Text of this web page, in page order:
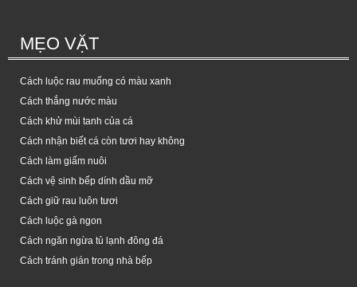
MẸO VẶT
Cách luộc rau muống có màu xanh
Cách thắng nước màu
Cách khử mùi tanh của cá
Cách nhận biết cá còn tươi hay không
Cách làm giấm nuôi
Cách vệ sinh bếp dính dầu mỡ
Cách giữ rau luôn tươi
Cách luộc gà ngon
Cách ngăn ngừa tủ lạnh đông đá
Cách tránh gián trong nhà bếp